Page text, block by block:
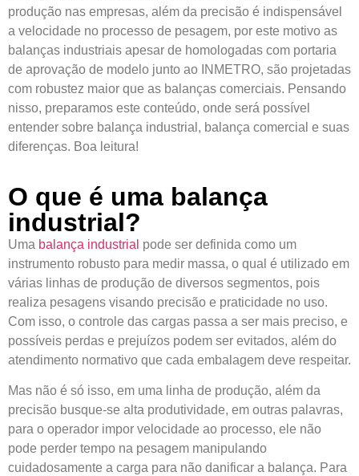
produção nas empresas, além da precisão é indispensável
a velocidade no processo de pesagem, por este motivo as
balanças industriais apesar de homologadas com portaria
de aprovação de modelo junto ao INMETRO, são projetadas
com robustez maior que as balanças comerciais. Pensando
nisso, preparamos este conteúdo, onde será possível
entender sobre balança industrial, balança comercial e suas
diferenças. Boa leitura!
O que é uma balança
industrial?
Uma balança industrial pode ser definida como um
instrumento robusto para medir massa, o qual é utilizado em
várias linhas de produção de diversos segmentos, pois
realiza pesagens visando precisão e praticidade no uso.
Com isso, o controle das cargas passa a ser mais preciso, e
possíveis perdas e prejuízos podem ser evitados, além do
atendimento normativo que cada embalagem deve respeitar.
Mas não é só isso, em uma linha de produção, além da
precisão busque-se alta produtividade, em outras palavras,
para o operador impor velocidade ao processo, ele não
pode perder tempo na pesagem manipulando
cuidadosamente a carga para não danificar a balança. Para